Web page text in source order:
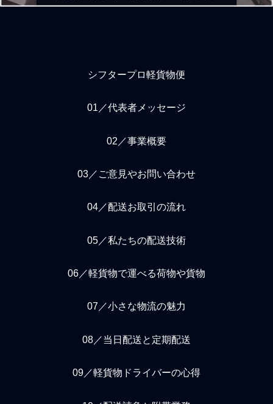
シフタープロ軽貨物便
01／代表者メッセージ
02／事業概要
03／ご意見やお問い合わせ
04／配送お取引の流れ
05／私たちの配送技術
06／軽貨物で運べる荷物や貨物
07／小さな物流の魅力
08／当日配送と定期配送
09／軽貨物ドライバーの心得